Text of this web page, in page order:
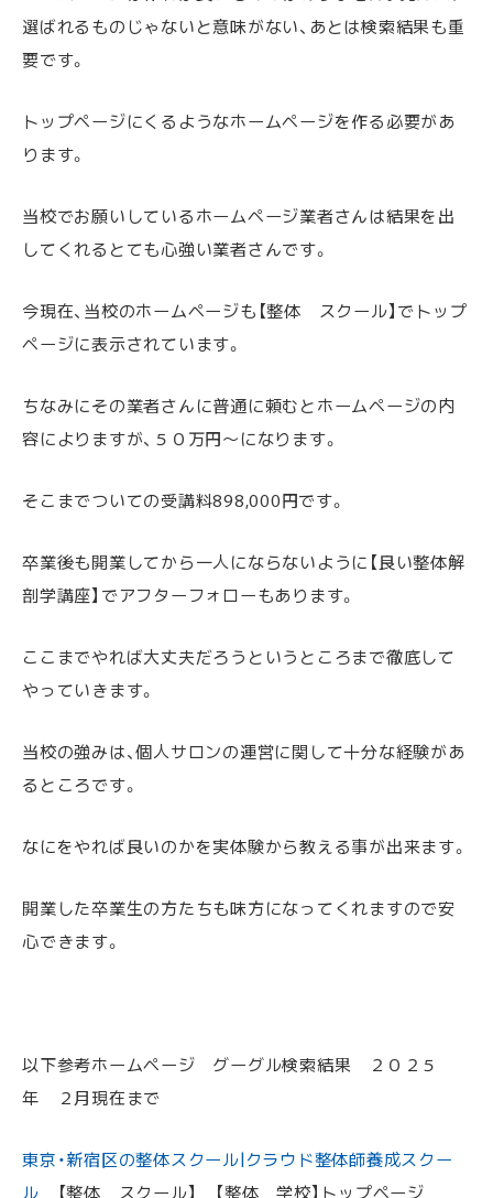
選ばれるものじゃないと意味がない、あとは検索結果も重
要です。
トップページにくるようなホームページを作る必要があ
ります。
当校でお願いしているホームページ業者さんは結果を出
してくれるとても心強い業者さんです。
今現在、当校のホームページも【整体 スクール】でトップ
ページに表示されています。
ちなみにその業者さんに普通に頼むとホームページの内
容によりますが、５０万円～になります。
そこまでついての受講料898,000円です。
卒業後も開業してから一人にならないように【良い整体解
剖学講座】でアフターフォローもあります。
ここまでやれば大丈夫だろうというところまで徹底して
やっていきます。
当校の強みは、個人サロンの運営に関して十分な経験があ
るところです。
なにをやれば良いのかを実体験から教える事が出来ます。
開業した卒業生の方たちも味方になってくれますので安
心できます。
以下参考ホームページ グーグル検索結果 ２０２５
年 ２月現在まで
東京・新宿区の整体スクール|クラウド整体師養成スクー
ル 【整体 スクール】 【整体 学校】トップページ